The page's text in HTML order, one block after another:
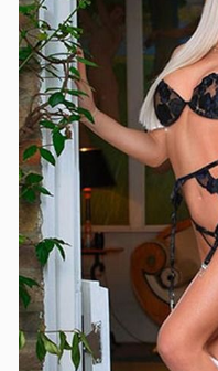
Gjenevë
Lozanë